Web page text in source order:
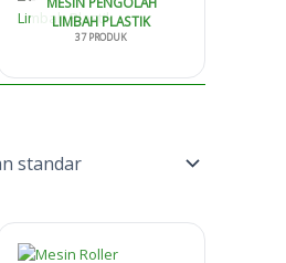
LIMBAH PLASTIK
37 PRODUK